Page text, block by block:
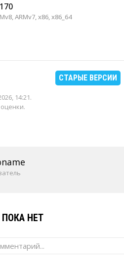
ARMv7, x86, x86_64
СТАРЫЕ ВЕРСИИ
14:21.
НЕТ